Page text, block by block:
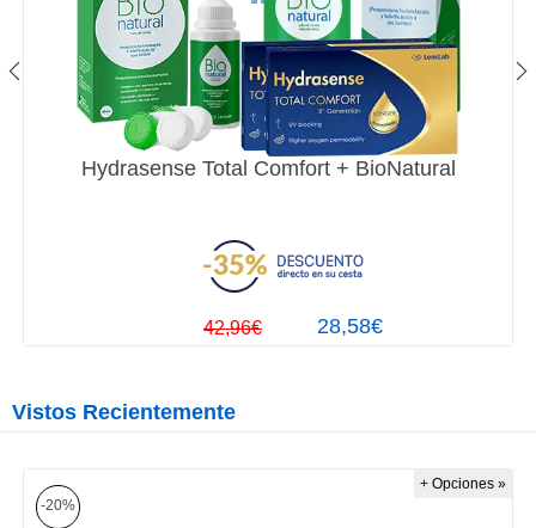
Hydrasense Total Comfort + BioNatural
28,58€
42,96€
Vistos Recientemente
-20%
+ Opciones »